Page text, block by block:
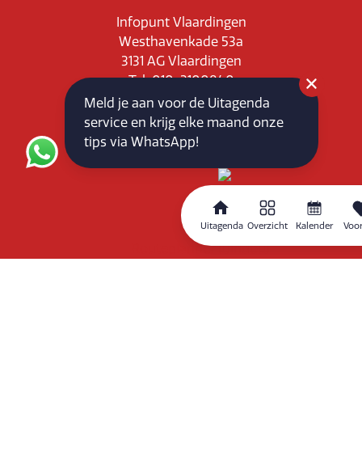
Uitagenda Overzicht Kalender
Infopunt Vlaardingen
Westhavenkade 53a
3131 AG Vlaardingen
Tel: 010-3100840
E-mail: info@vlaardingenpartners.nl
KvK: 71555544
BTW : NL858760939B01
Routeplanner
Meld je aan voor de Uitagenda
service en krijg elke maand onze
tips via WhatsApp!